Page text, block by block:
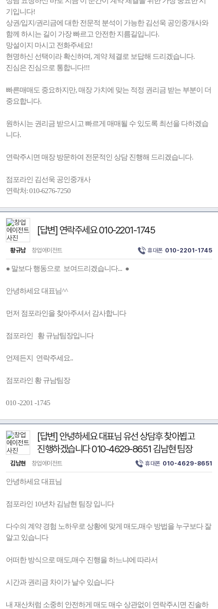
기입니다!
상권/입지/권리금에 대한 전문적 분석이 가능한 김선욱 공인중개사와
함께 하시는 길이 가장 빠르고 안전한 지름길입니다.
망설이지 마시고 전화주세요!
현명하신 선택이라 확신하며, 계약 체결로 보답해 드리겠습니다.
진심은 진심으로 통합니다!!!
빠른매매도 중요하지만, 매장 가치에 맞는 적정 권리금 받는 부분이 더
중요합니다.
원하시는 권리금 받으시고 빠르게 매매될 수 있도록 최선을 다하겠습
니다.
연락주시면 매장 방문하여 전문적인 상담 진행해 드리겠습니다.
점포라인 김선욱 공인중개사
연락처: 010-6276-7250
[답변] 연락주세요 010-2201-1745
황규남 창업에이전트 휴대폰 010-2201-1745
● 말보다 행동으로 보여드리겠습니다... ●
안녕하세요 대표님^^
먼저 점포라인을 찾아주셔서 감사합니다
점포라인 황 규남팀장입니다
언제든지 연락주세요..
점포라인 황 규남팀장
010 -2201 -1745
[답변] 안녕하세요 대표님 유선 상담후 찾아뵙고
진행하겠습니다 010-4629-8651 김남현 팀장
김남현 창업에이전트 휴대폰 010-4629-8651
안녕하세요 대표님
점포라인 10년차 김남현 팀장 입니다
다수의 계약 경험 노하우로 상황에 맞게 매도,매수 방법을 누구보다 잘
알고 있습니다
어떠한 방식으로 매도,매수 진행을 하느냐에 따라서
시간과 권리금 차이가 날수 있습니다
내 재산처럼 소중히 안전하게 매도 매수 상관없이 연락주시면 진솔하